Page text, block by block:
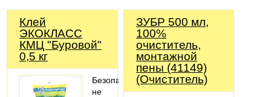
Клей
ЭКОКЛАСС
КМЦ "Буровой"
0,5 кг
Безопасность:
не
ЗУБР 500 мл,
100%
очиститель,
монтажной
пены (41149)
(Очиститель)